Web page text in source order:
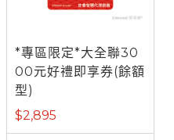
*專區限定*大全聯30
00元好禮即享券(餘額
型)
$2,895